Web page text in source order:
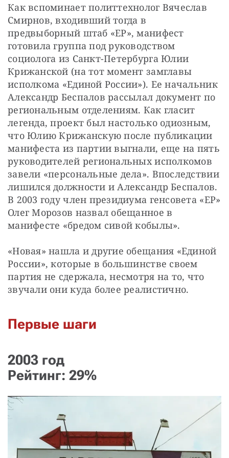
Как вспоминает политтехнолог Вячеслав
Смирнов, входивший тогда в
предвыборный штаб «ЕР», манифест
готовила группа под руководством
социолога из Санкт-Петербурга Юлии
Крижанской (на тот момент замглавы
исполкома «Единой России»). Ее начальник
Александр Беспалов рассылал документ по
региональным отделениям. Как гласит
легенда, проект был настолько одиозным,
что Юлию Крижанскую после публикации
манифеста из партии выгнали, еще на пять
руководителей региональных исполкомов
завели «персональные дела». Впоследствии
лишился должности и Александр Беспалов.
В 2003 году член президиума генсовета «ЕР»
Олег Морозов назвал обещанное в
манифесте «бредом сивой кобылы».
«Новая» нашла и другие обещания «Единой
России», которые в большинстве своем
партия не сдержала, несмотря на то, что
звучали они куда более реалистично.
Первые шаги
2003 год
Рейтинг: 29%